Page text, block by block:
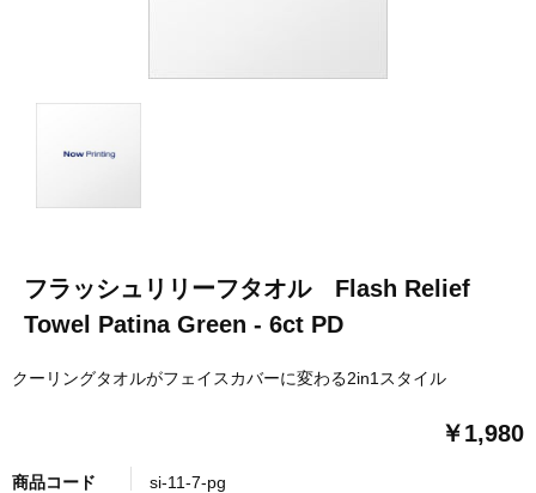
フラッシュリリーフタオル Flash Relief
Towel Patina Green - 6ct PD
クーリングタオルがフェイスカバーに変わる2in1スタイル
￥1,980
商品コード si-11-7-pg